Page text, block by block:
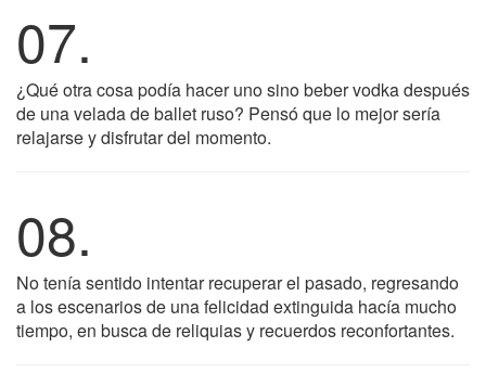
07.
¿Qué otra cosa podía hacer uno sino beber vodka después
de una velada de ballet ruso? Pensó que lo mejor sería
relajarse y disfrutar del momento.
08.
No tenía sentido intentar recuperar el pasado, regresando
a los escenarios de una felicidad extinguida hacía mucho
tiempo, en busca de reliquias y recuerdos reconfortantes.